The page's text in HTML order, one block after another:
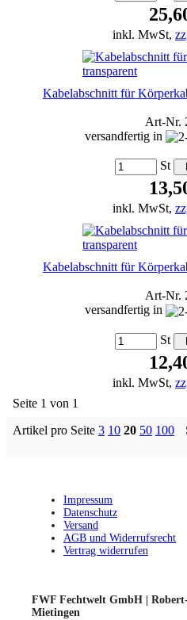
inkl. MwSt,
Kabelabschnitt für
Art-Nr.
versandfertig in
St
inkl. MwSt,
Kabelabschnitt für
Art-Nr.
versandfertig in
St
inkl. MwSt,
Seite 1 von 1
Artikel pro Seite 3 10 20 50 100
Impressum
Datenschutz
Versand
AGB und Widerrufsrecht
Vertrag widerrufen
FWF Fechtwelt GmbH |
Mietingen